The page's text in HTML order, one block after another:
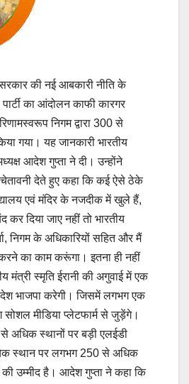
की नई आबकारी नीति के
का आंदोलन काफी कारगर
निगम द्वारा 300 से
गया। यह जानकारी भारतीय
आदेश गुप्ता ने दी। उन्होंने
देते हुए कहा कि कई ऐसे ठेके
एवं मंदिर के नजदीक में खुले हैं,
दिया जाए नहीं तो भारतीय
निगम के अधिकारियों सहित और मैं
का काम करूंगा। इतना ही नहीं
मंत्री स्मृति ईरानी की अगुवाई में एक
भाजपा करेगी। जिसमें लगभग एक
मीडिया प्लेटफार्म से जुड़ेंगे।
अधिक स्थानों पर बड़ी एलईडी
स्थान पर लगभग 250 से अधिक
की उम्मीद है। आदेश गुप्ता ने कहा कि